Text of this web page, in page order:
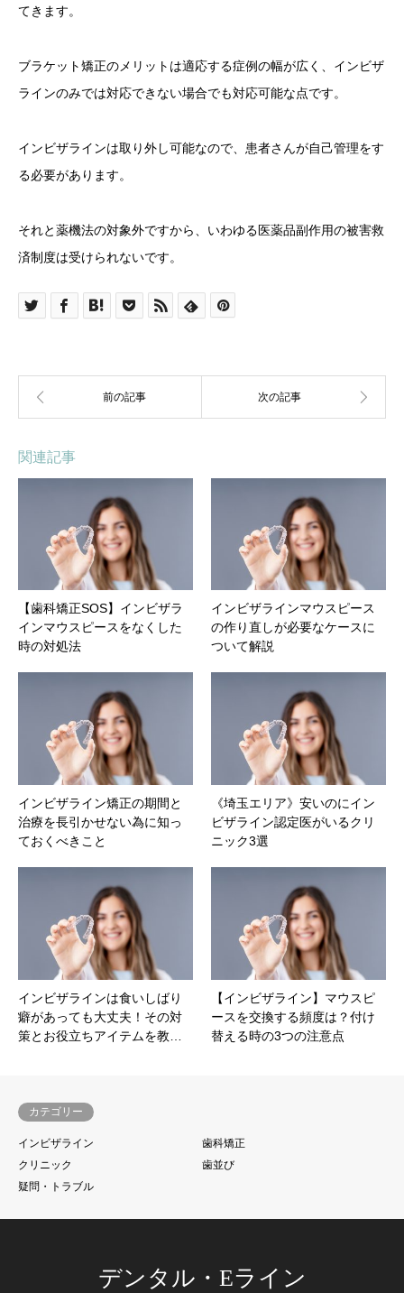
てきます。
ブラケット矯正のメリットは適応する症例の幅が広く、インビザ
ラインのみでは対応できない場合でも対応可能な点です。
インビザラインは取り外し可能なので、患者さんが自己管理をす
る必要があります。
それと薬機法の対象外ですから、いわゆる医薬品副作用の被害救
済制度は受けられないです。
関連記事
【歯科矯正SOS】インビザラ
インマウスピースをなくした
時の対処法
インビザラインマウスピース
の作り直しが必要なケースに
ついて解説
インビザライン矯正の期間と
治療を長引かせない為に知っ
ておくべきこと
《埼玉エリア》安いのにイン
ビザライン認定医がいるクリ
ニック3選
インビザラインは食いしばり
癖があっても大丈夫！その対
策とお役立ちアイテムを教…
【インビザライン】マウスピ
ースを交換する頻度は？付け
替える時の3つの注意点
カテゴリー
インビザライン
歯科矯正
クリニック
歯並び
疑問・トラブル
デンタル・Eライン